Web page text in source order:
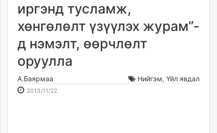
dorgio.mn
Gogo.mn
caak.mn
news.mn
zindaa.mn
Baabar.mn
иргэнд тусламж,
хөнгөлөлт үзүүлэх журам”-
д нэмэлт, өөрчлөлт
оруулла
А.Баярмаа Нийгэм, Үйл явдал
2013/11/22